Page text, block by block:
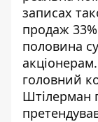
записах
продаж
половина
головний
Штілерман